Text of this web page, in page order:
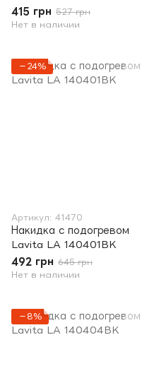
415 грн 527 грн
Нет в наличии
−24%
Артикул: 41470
Накидка с подогревом
Lavita LA 140401BK
492 грн 645 грн
Нет в наличии
−8%